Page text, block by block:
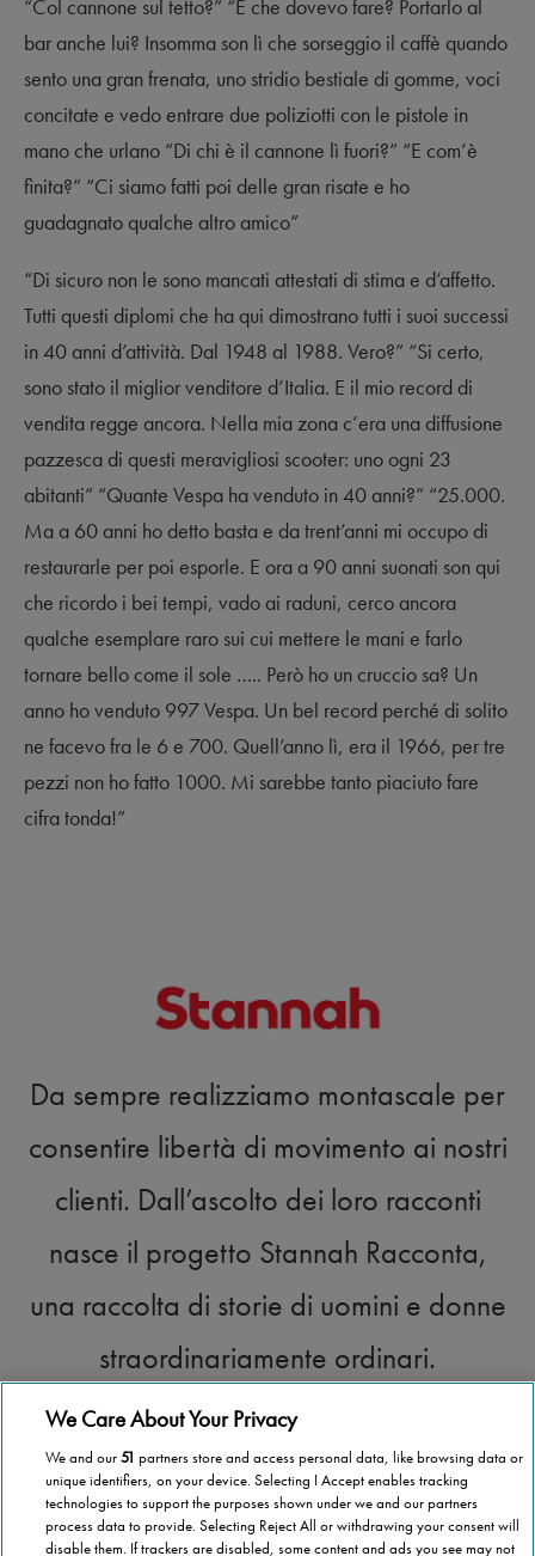
“Col cannone sul tetto?” “E che dovevo fare? Portarlo al
bar anche lui? Insomma son lì che sorseggio il caffè quando
sento una gran frenata, uno stridio bestiale di gomme, voci
concitate e vedo entrare due poliziotti con le pistole in
mano che urlano “Di chi è il cannone lì fuori?” “E com’è
finita?” “Ci siamo fatti poi delle gran risate e ho
guadagnato qualche altro amico”
“Di sicuro non le sono mancati attestati di stima e d’affetto.
Tutti questi diplomi che ha qui dimostrano tutti i suoi successi
in 40 anni d’attività. Dal 1948 al 1988. Vero?” “Si certo,
sono stato il miglior venditore d’Italia. E il mio record di
vendita regge ancora. Nella mia zona c’era una diffusione
pazzesca di questi meravigliosi scooter: uno ogni 23
abitanti” “Quante Vespa ha venduto in 40 anni?” “25.000.
Ma a 60 anni ho detto basta e da trent’anni mi occupo di
restaurarle per poi esporle. E ora a 90 anni suonati son qui
che ricordo i bei tempi, vado ai raduni, cerco ancora
qualche esemplare raro sui cui mettere le mani e farlo
tornare bello come il sole ….. Però ho un cruccio sa? Un
anno ho venduto 997 Vespa. Un bel record perché di solito
ne facevo fra le 6 e 700. Quell’anno lì, era il 1966, per tre
pezzi non ho fatto 1000. Mi sarebbe tanto piaciuto fare
cifra tonda!”
Da sempre realizziamo montascale per
consentire libertà di movimento ai nostri
clienti. Dall’ascolto dei loro racconti
nasce il progetto Stannah Racconta,
una raccolta di storie di uomini e donne
straordinariamente ordinari.
CONTINUA A LEGGERE
We Care About Your Privacy
We and our51 partners store and access personal data, like browsing data or
unique identifiers, on your device. Selecting I Accept enables tracking
technologies to support the purposes shown under we and our partners
process data to provide. Selecting Reject All or withdrawing your consent will
disable them. If trackers are disabled, some content and ads you see may not